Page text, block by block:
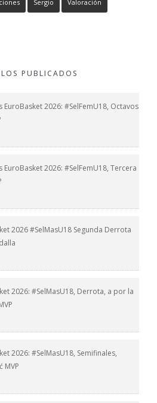
Sergio Valoración
PUBLICADOS
EuroBasket 2026: #SelFemU18, Octavos
EuroBasket 2026: #SelFemU18, Tercera
2026 #SelMasU18 Segunda Derrota
2026: #SelMasU18, Derrota, a por la
2026: #SelMasU18, Semifinales,
MVP